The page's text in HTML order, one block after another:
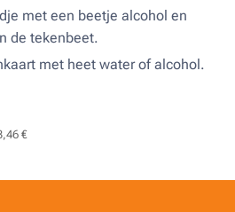
met een beetje alcohol en
de tekenbeet.
met heet water of alcohol.
€